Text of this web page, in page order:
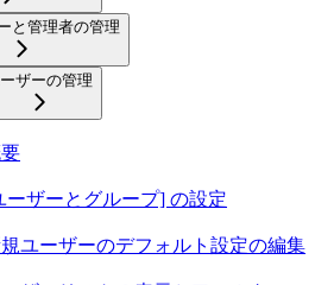
と管理者の管理
ザーの管理
ーザーとグループ] の設定
ユーザーのデフォルト設定の編集